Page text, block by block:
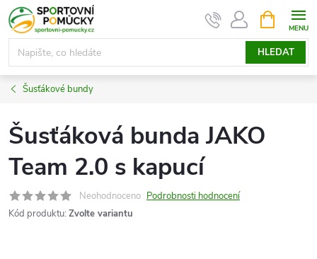
Přejít
na
obsah
HLEDAT
NÁKUPNÍ
KOŠÍK
Šusťákové bundy
Šusťáková bunda JAKO
Team 2.0 s kapucí
Neohodnoceno Podrobnosti hodnocení
Kód produktu: Zvolte variantu